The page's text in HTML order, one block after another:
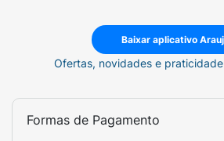
Baixar aplicativo
Ofertas, novidades e
Formas de Pagamento